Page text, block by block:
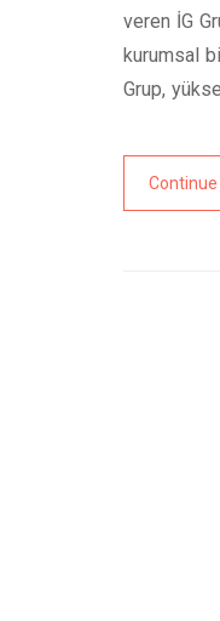
veren İG
kurumsal
Grup,